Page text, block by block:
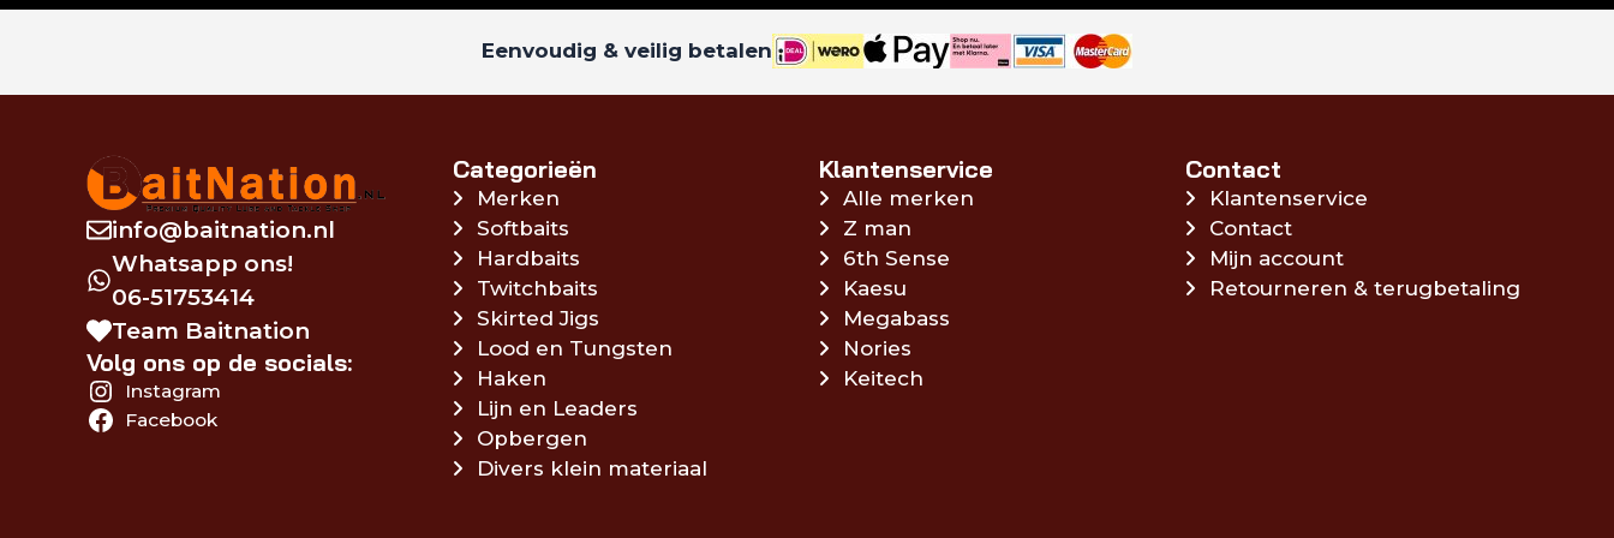
Eenvoudig & veilig betalen
info@baitnation.nl
Whatsapp ons!
06-51753414
Team Baitnation
Volg ons op de socials:
Instagram
Facebook
Categorieën
Merken
Softbaits
Hardbaits
Twitchbaits
Skirted Jigs
Lood en Tungsten
Haken
Lijn en Leaders
Opbergen
Divers klein materiaal
Klantenservice
Alle merken
Z man
6th Sense
Kaesu
Megabass
Nories
Keitech
Contact
Klantenservice
Contact
Mijn account
Retourneren & terugbetaling